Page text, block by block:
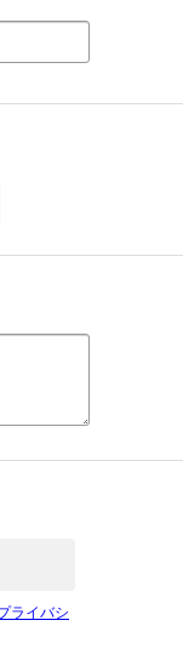
ライバシ